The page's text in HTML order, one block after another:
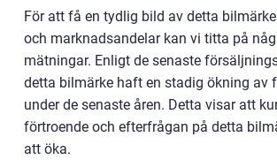
För att få en tydlig bild av detta
och marknadsandelar kan vi titta på
mätningar. Enligt de senaste
detta bilmärke haft en stadig ökning av
under de senaste åren. Detta visar att
förtroende och efterfrågan på detta
att öka.